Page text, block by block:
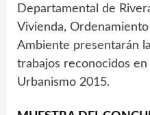
Departamental de
Vivienda,
Ambiente presentarán
trabajos reconocidos
Urbanismo 2015.